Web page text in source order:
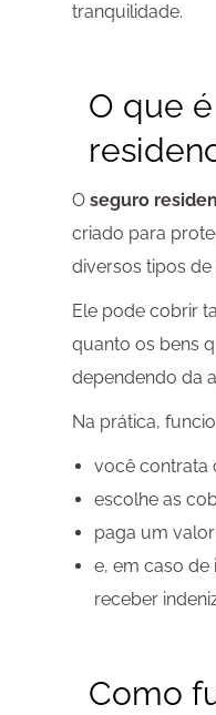
tranquilidade.
O que é
O seguro
criado para
diversos tipos de
Ele pode cobrir
quanto os bens
dependendo da
Na prática,
você contrata
escolhe as
paga um
e, em caso
receber
Como